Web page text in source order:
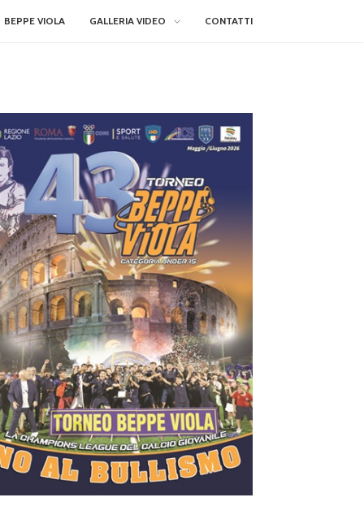
BEPPE VIOLA GALLERIA VIDEO CONTATTI